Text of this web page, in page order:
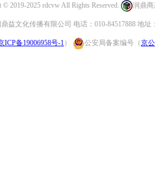
© 2019-2025 rdcvw All Rights Reserved. 润鼎
益文化传播有限公司 电话：010-84517888 地
ICP备19006958号-1 ） 公安局备案编号（京